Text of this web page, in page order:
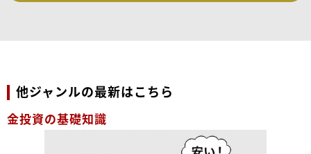
他ジャンルの最新はこちら
金投資の基礎知識